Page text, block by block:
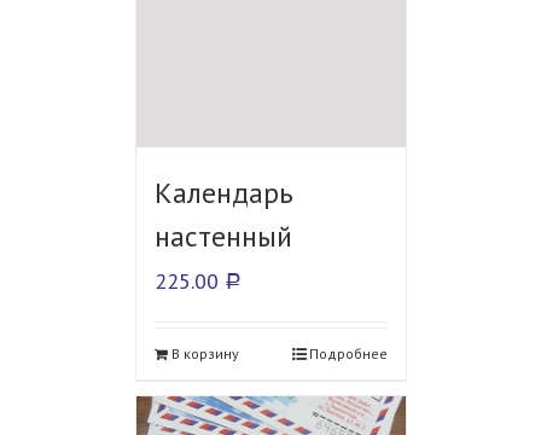
Календарь
настенный
225.00 Р
В корзину Подробнее